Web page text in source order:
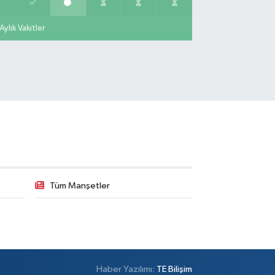
0 (216) 550 05 05 Yol Tarifi Al
0 (501) 100 74 63 Yol Tarifi Al
Aylık Vakitler
Tüm Manşetler
Haber Yazılımı: TE Bilişim